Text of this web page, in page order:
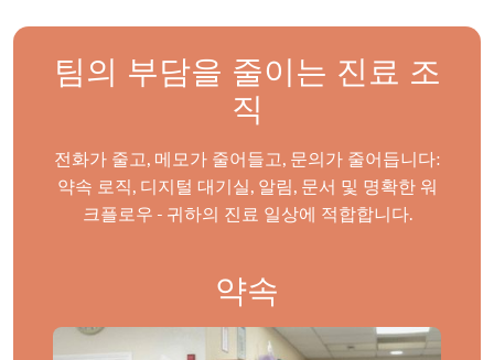
팀의 부담을 줄이는 진료 조
직
전화가 줄고, 메모가 줄어들고, 문의가 줄어듭니다:
약속 로직, 디지털 대기실, 알림, 문서 및 명확한 워
크플로우 - 귀하의 진료 일상에 적합합니다.
약속